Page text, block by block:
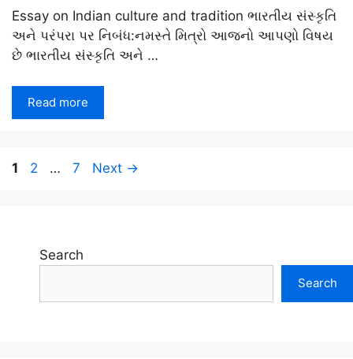
Essay on Indian culture and tradition ભારતીય સંસ્કૃતિ
અને પરંપરા પર નિબંધ:નમસ્તે મિત્રો આજનો આપણો વિષય
છે ભારતીય સંસ્કૃતિ અને …
Read more
Page
1 Page
2 … Page
7 Next →
Search
Search